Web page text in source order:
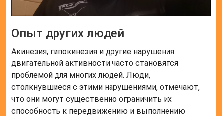
Опыт других людей
Акинезия, гипокинезия и другие нарушения
двигательной активности часто становятся
проблемой для многих людей. Люди,
столкнувшиеся с этими нарушениями, отмечают,
что они могут существенно ограничить их
способность к передвижению и выполнению